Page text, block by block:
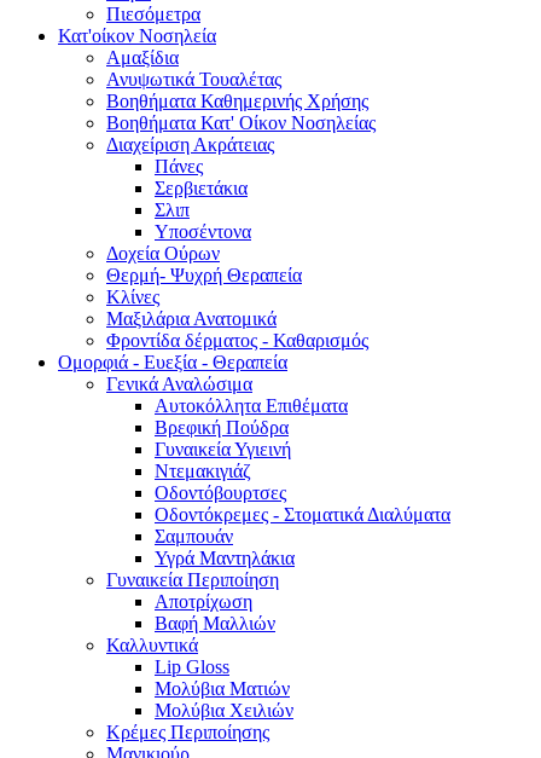
Πιεσόμετρα
Κατ'οίκον Νοσηλεία
Αμαξίδια
Ανυψωτικά Τουαλέτας
Βοηθήματα Καθημερινής Χρήσης
Βοηθήματα Κατ' Οίκον Νοσηλείας
Διαχείριση Ακράτειας
Πάνες
Σερβιετάκια
Σλιπ
Υποσέντονα
Δοχεία Ούρων
Θερμή- Ψυχρή Θεραπεία
Κλίνες
Μαξιλάρια Ανατομικά
Φροντίδα δέρματος - Καθαρισμός
Ομορφιά - Ευεξία - Θεραπεία
Γενικά Αναλώσιμα
Αυτοκόλλητα Επιθέματα
Βρεφική Πούδρα
Γυναικεία Υγιεινή
Ντεμακιγιάζ
Οδοντόβουρτσες
Οδοντόκρεμες - Στοματικά Διαλύματα
Σαμπουάν
Υγρά Μαντηλάκια
Γυναικεία Περιποίηση
Αποτρίχωση
Βαφή Μαλλιών
Καλλυντικά
Lip Gloss
Μολύβια Ματιών
Μολύβια Χειλιών
Κρέμες Περιποίησης
Μανικιούρ